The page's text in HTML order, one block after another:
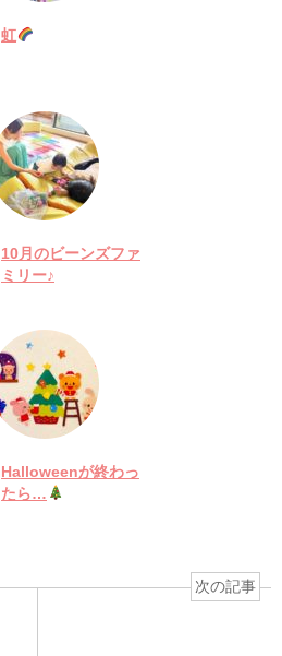
虹
10月のビーンズファ
ミリー♪
Halloweenが終わっ
たら…
次の記事